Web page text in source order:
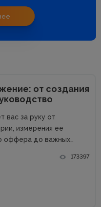
от создания
вас за руку от
измерения ее
оффера до важных
абсолютно каждый
173397